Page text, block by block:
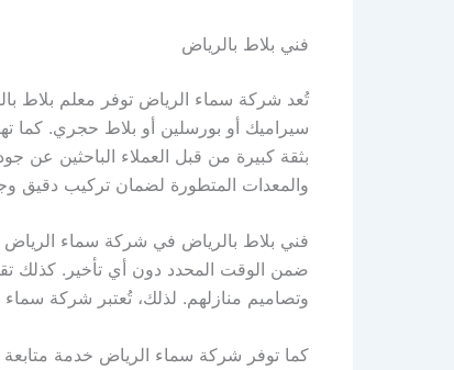
فني بلاط بالرياض
تُعد شركة سماء الرياض توفر معلم بلاط
سيراميك أو بورسلين أو بلاط حجري. كما
بثقة كبيرة من قبل العملاء الباحثين عن
والمعدات المتطورة لضمان تركيب دقيق
فني بلاط بالرياض في شركة سماء الرياض
ضمن الوقت المحدد دون أي تأخير. كذلك
وتصاميم منازلهم. لذلك، تُعتبر شركة سماء
كما توفر شركة سماء الرياض خدمة